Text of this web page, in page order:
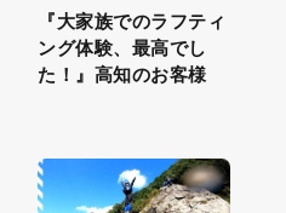
『大家族でのラフティ
ング体験、最高でし
た！』高知のお客様